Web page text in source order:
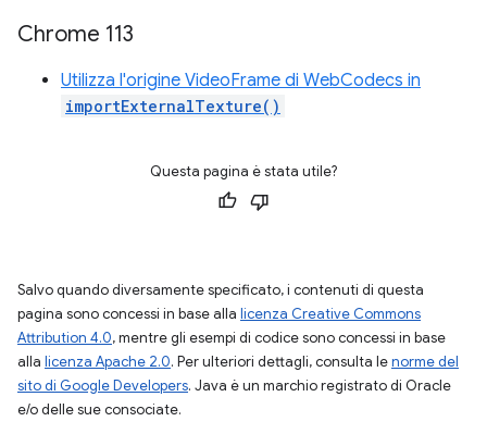
Chrome 113
Utilizza l'origine VideoFrame di WebCodecs in
importExternalTexture()
Questa pagina è stata utile?
Salvo quando diversamente specificato, i contenuti di questa
pagina sono concessi in base alla licenza Creative Commons
Attribution 4.0, mentre gli esempi di codice sono concessi in base
alla licenza Apache 2.0. Per ulteriori dettagli, consulta lenorme del
sito di Google Developers. Java è un marchio registrato di Oracle
e/o delle sue consociate.